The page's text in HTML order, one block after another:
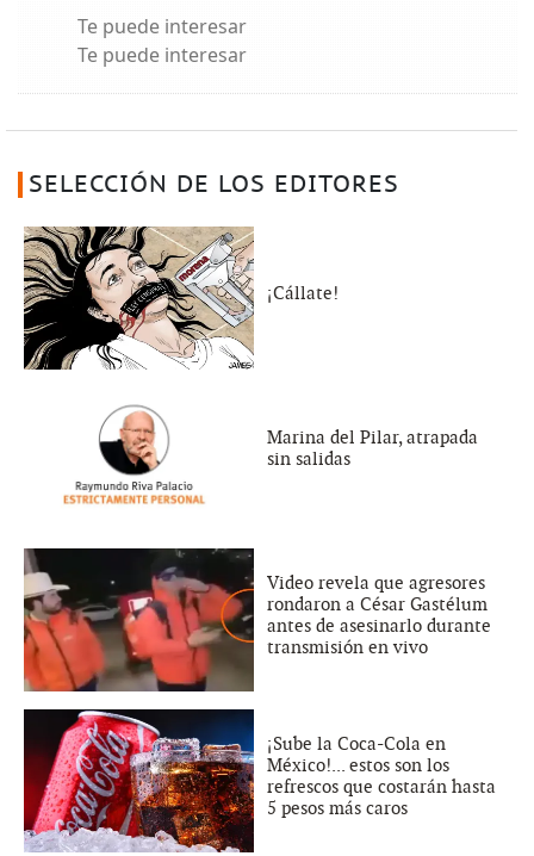
Te puede interesar
Te puede interesar
SELECCIÓN DE LOS EDITORES
¡Cállate!
Marina del Pilar, atrapada
sin salidas
Video revela que agresores
rondaron a César Gastélum
antes de asesinarlo durante
transmisión en vivo
¡Sube la Coca-Cola en
México!... estos son los
refrescos que costarán hasta
5 pesos más caros